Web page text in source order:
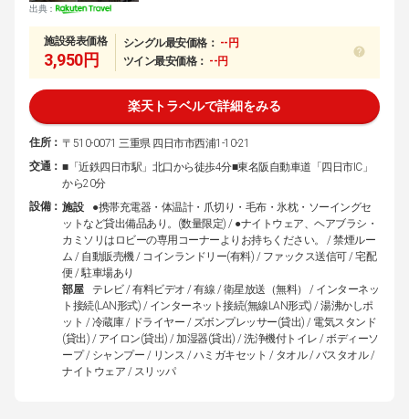
出典：
施設発表価格
3,950円
シングル最安価格： --円
ツイン最安価格： --円
楽天トラベルで詳細をみる
住所： 〒510-0071 三重県 四日市市西浦1-10-21
交通： ■「近鉄四日市駅」北口から徒歩4分■東名阪自動車道「四日市IC」
から20分
設備： 施設
●携帯充電器・体温計・爪切り・毛布・氷枕・ソーイングセ
ットなど貸出備品あり。(数量限定) / ●ナイトウェア、ヘアブラシ・
カミソリはロビーの専用コーナーよりお持ちください。 / 禁煙ルー
ム / 自動販売機 / コインランドリー(有料) / ファックス送信可 / 宅配
便 / 駐車場あり
部屋
テレビ / 有料ビデオ / 有線 / 衛星放送（無料） / インターネッ
ト接続(LAN形式) / インターネット接続(無線LAN形式) / 湯沸かしポ
ット / 冷蔵庫 / ドライヤー / ズボンプレッサー(貸出) / 電気スタンド
(貸出) / アイロン(貸出) / 加湿器(貸出) / 洗浄機付トイレ / ボディーソ
ープ / シャンプー / リンス / ハミガキセット / タオル / バスタオル /
ナイトウェア / スリッパ